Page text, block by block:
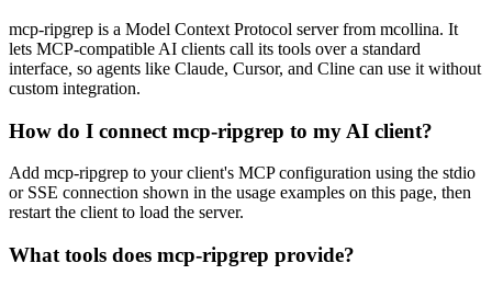
mcp-ripgrep is a Model Context Protocol server from mcollina. It
lets MCP-compatible AI clients call its tools over a standard
interface, so agents like Claude, Cursor, and Cline can use it without
custom integration.
How do I connect mcp-ripgrep to my AI client?
Add mcp-ripgrep to your client's MCP configuration using the stdio
or SSE connection shown in the usage examples on this page, then
restart the client to load the server.
What tools does mcp-ripgrep provide?